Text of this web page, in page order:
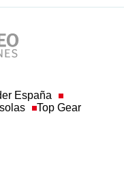
España
Top Gear